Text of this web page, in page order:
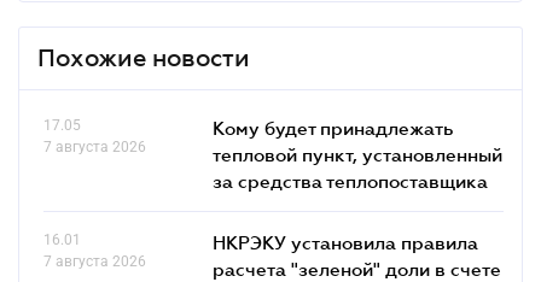
Похожие новости
17.05
7 августа 2026
Кому будет принадлежать
тепловой пункт, установленный
за средства теплопоставщика
16.01
7 августа 2026
НКРЭКУ установила правила
расчета "зеленой" доли в счете